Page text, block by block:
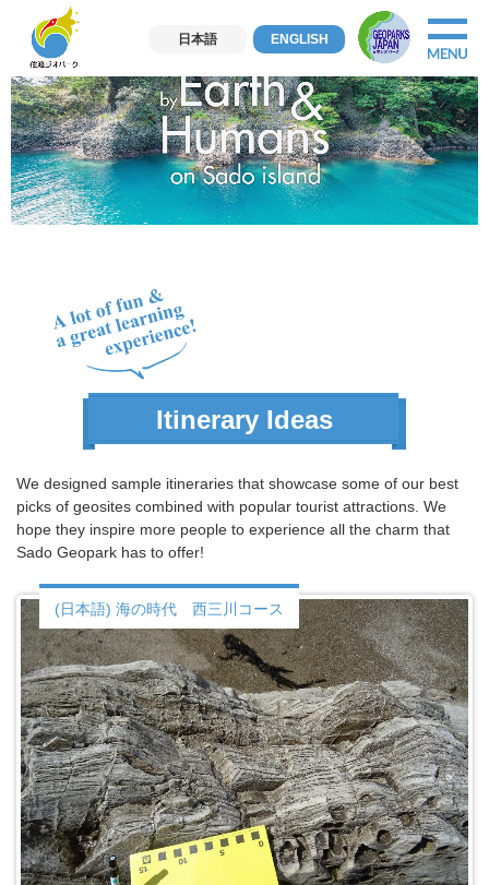
日本語 ENGLISH
Itinerary Ideas
We designed sample itineraries that showcase some of our best
picks of geosites combined with popular tourist attractions. We
hope they inspire more people to experience all the charm that
Sado Geopark has to offer!
(日本語) 海の時代 西三川コース